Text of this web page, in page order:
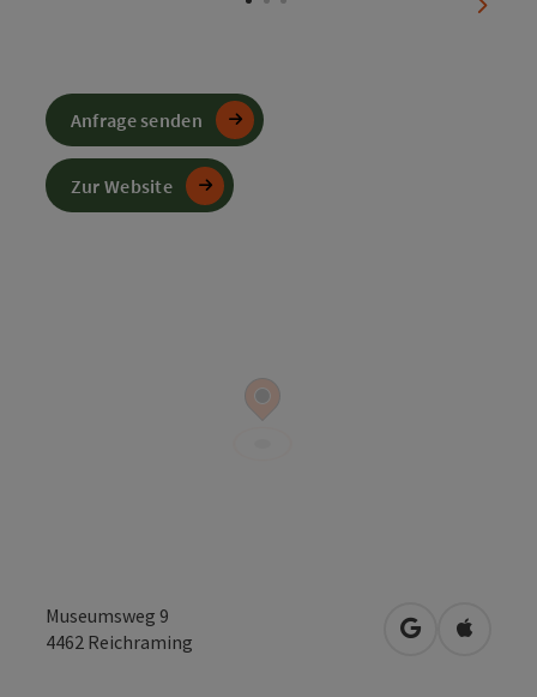
Museumsweg 9
4462 Reichraming in Google
in
Anfrage senden
Zur Website